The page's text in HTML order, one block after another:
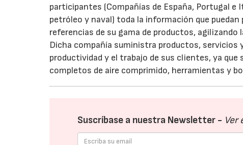
participantes (Compañías de España, Portugal e
petróleo y naval) toda la información que
referencias de su gama de productos,
Dicha compañía suministra productos, servicios
productividad y el trabajo de sus clientes, ya
completos de aire comprimido, herramientas y
Suscríbase a nuestra Newsletter - Ver